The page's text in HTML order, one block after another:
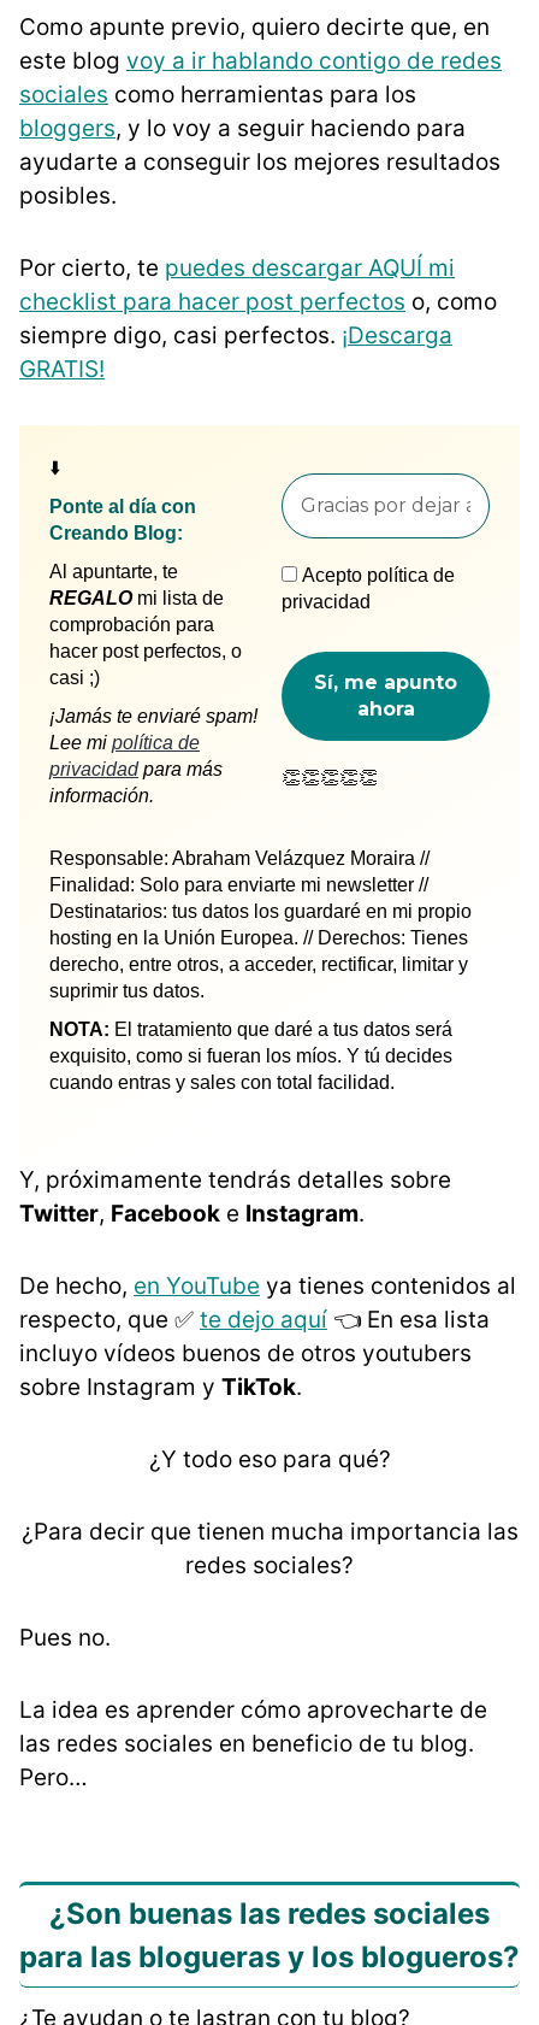
Como apunte previo, quiero decirte que, en
este blog voy a ir hablando contigo de redes
sociales como herramientas para los
bloggers, y lo voy a seguir haciendo para
ayudarte a conseguir los mejores resultados
posibles.
Por cierto, te puedes descargar AQUÍ mi
checklist para hacer post perfectos o, como
siempre digo, casi perfectos. ¡Descarga
GRATIS!
⬇️
Ponte al día con
Creando Blog:
Al apuntarte, te
REGALO mi lista de
comprobación para
hacer post perfectos, o
casi ;)
¡Jamás te enviaré spam!
Lee mi política de
privacidadpara más
información.
Acepto política de
privacidad
👏👏👏👏👏
Responsable: Abraham Velázquez Moraira //
Finalidad: Solo para enviarte mi newsletter //
Destinatarios: tus datos los guardaré en mi propio
hosting en la Unión Europea. // Derechos: Tienes
derecho, entre otros, a acceder, rectificar, limitar y
suprimir tus datos.
NOTA: El tratamiento que daré a tus datos será
exquisito, como si fueran los míos. Y tú decides
cuando entras y sales con total facilidad.
Y, próximamente tendrás detalles sobre
Twitter, Facebook e Instagram.
De hecho, en YouTube ya tienes contenidos al
respecto, que ✅ te dejo aquí 👈 En esa lista
incluyo vídeos buenos de otros youtubers
sobre Instagram y TikTok.
¿Y todo eso para qué?
¿Para decir que tienen mucha importancia las
redes sociales?
Pues no.
La idea es aprender cómo aprovecharte de
las redes sociales en beneficio de tu blog.
Pero…
¿Son buenas las redes sociales
para las blogueras y los blogueros?
¿Te ayudan o te lastran con tu blog?